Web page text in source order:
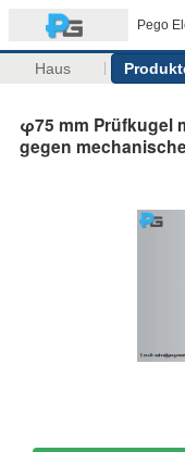
Pego
Haus
φ75 mm Prüfkugel
gegen